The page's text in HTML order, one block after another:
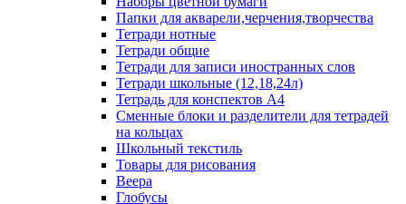
Папки для акварели,черчения,творчества
Тетради нотные
Тетради общие
Тетради для записи иностранных слов
Тетради школьные (12,18,24л)
Тетрадь для конспектов А4
Сменные блоки и разделители для тетрадей
на кольцах
Школьный текстиль
Товары для рисования
Веера
Глобусы